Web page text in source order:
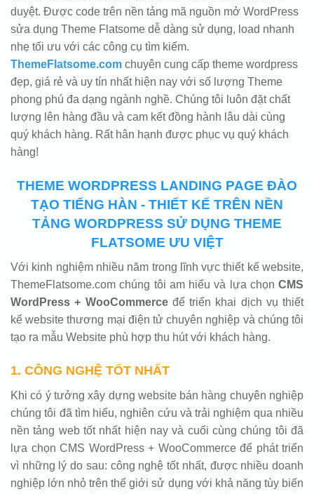
duyệt. Được code trên nền tảng mã nguồn mở WordPress
sửa dụng Theme Flatsome dễ dàng sử dụng, load nhanh
nhẹ tối ưu với các công cụ tìm kiếm.
ThemeFlatsome.com chuyên cung cấp theme wordpress
đẹp, giá rẻ và uy tín nhất hiện nay với số lượng Theme
phong phú đa dạng ngành nghề. Chúng tôi luôn đặt chất
lượng lên hàng đầu và cam kết đồng hành lâu dài cùng
quý khách hàng. Rất hân hạnh được phục vụ quý khách
hàng!
THEME WORDPRESS LANDING PAGE ĐÀO
TẠO TIẾNG HÀN - THIẾT KẾ TRÊN NỀN
TẢNG WORDPRESS SỬ DỤNG THEME
FLATSOME ƯU VIỆT
Với kinh nghiệm nhiều năm trong lĩnh vực thiết kế website,
ThemeFlatsome.com chúng tôi am hiểu và lựa chọn CMS
WordPress + WooCommerceđể triển khai dịch vụ thiết
kế website thương mại điện tử chuyên nghiệp và chúng tôi
tạo ra mẫu Website phù hợp thu hút với khách hàng.
1. CÔNG NGHỆ TỐT NHẤT
Khi có ý tưởng xây dựng website bán hàng chuyên nghiệp
chúng tôi đã tìm hiểu, nghiên cứu và trải nghiệm qua nhiều
nền tảng web tốt nhất hiện nay và cuối cùng chúng tôi đã
lựa chọn CMS WordPress + WooCommerce để phát triển
vì những lý do sau: công nghệ tốt nhất, được nhiều doanh
nghiệp lớn nhỏ trên thế giới sử dụng với khả năng tùy biến